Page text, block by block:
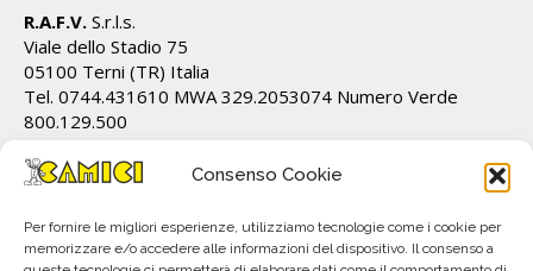
Consenso Cookie
Per fornire le migliori esperienze, utilizziamo tecnologie come i cookie per
memorizzare e/o accedere alle informazioni del dispositivo. Il consenso a
R.A.F.V. S.r.l.s.
Viale dello Stadio 75
05100 Terni (TR) Italia
Tel. 0744.431610 MWA 329.2053074 Numero Verde
800.129.500
info@ecamici.it www.ecamici.it